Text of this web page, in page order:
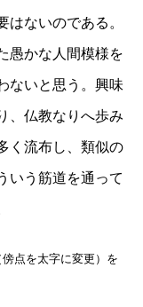
ないのである。
愚かな人間模様を
ないと思う。興味
、仏教なりへ歩み
く流布し、類似の
いう筋道を通って
点を太字に変更）を